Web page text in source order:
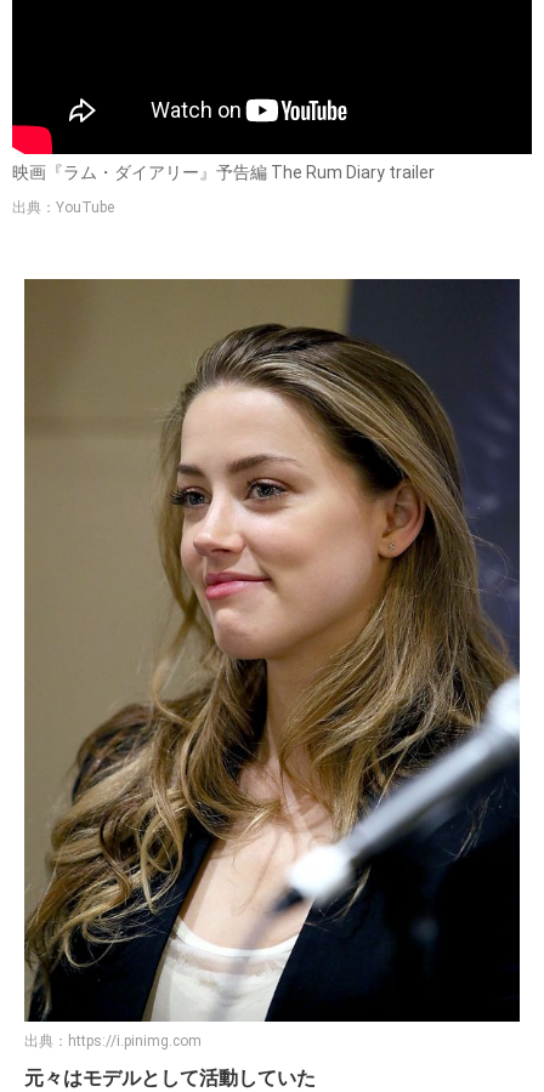
映画『ラム・ダイアリー』予告編 The Rum Diary trailer
出典：YouTube
出典： https://i.pinimg.com
元々はモデルとして活動していた